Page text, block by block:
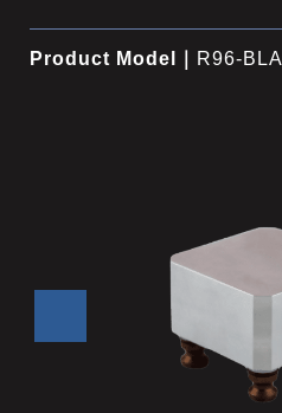
Product Model｜ R96-